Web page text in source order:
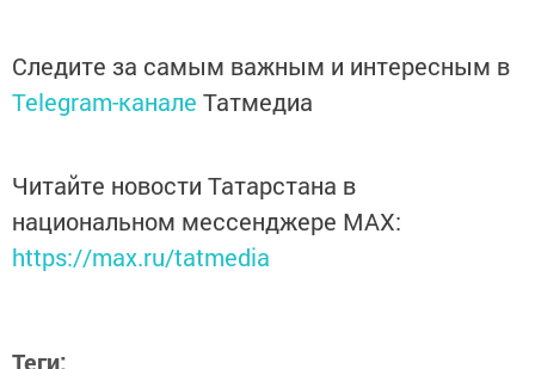
Следите за самым важным и интересным в
Telegram-канале Татмедиа
Читайте новости Татарстана в
национальном мессенджере MАХ:
https://max.ru/tatmedia
Теги: